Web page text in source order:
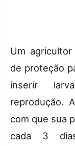
Um
de proteção
inserir
reprodução.
com que sua
cada 3